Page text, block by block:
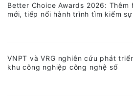
Better Choice Awards 2026: Thêm
mới, tiếp nối hành trình tìm kiếm
VNPT và VRG nghiên cứu phát
khu công nghiệp công nghệ số